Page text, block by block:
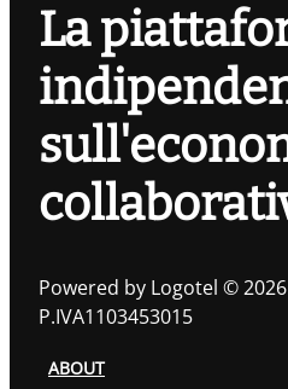
La
Powered by Logotel ©
P.IVA1103453015
ABOUT